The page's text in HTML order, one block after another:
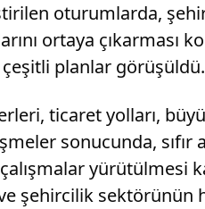
oturumlarda,
ortaya çıkarması
çeşitli planlar görüşüldü.
ticaret yolları,
sonucunda, sıfır
yürütülmesi
şehircilik sektörünün